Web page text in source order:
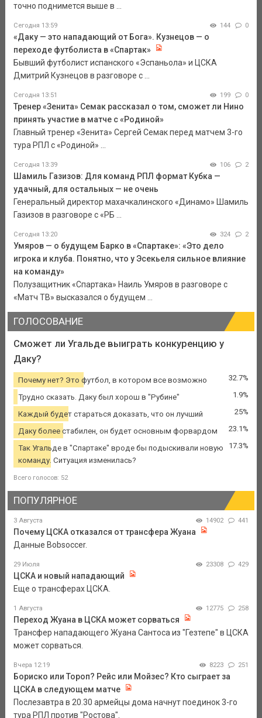
точно поднимется выше в ...
Сегодня 13:59 144 0
«Даку — это нападающий от Бога». Кузнецов — о
переходе футболиста в «Спартак»
Бывший футболист испанского «Эспаньола» и ЦСКА
Дмитрий Кузнецов в разговоре с ...
Сегодня 13:51 199 0
Тренер «Зенита» Семак рассказал о том, сможет ли Нино
принять участие в матче с «Родиной»
Главный тренер «Зенита» Сергей Семак перед матчем 3-го
тура РПЛ с «Родиной» ...
Сегодня 13:39 106 2
Шамиль Газизов: Для команд РПЛ формат Кубка —
удачный, для остальных — не очень
Генеральный директор махачкалинского «Динамо» Шамиль
Газизов в разговоре с «РБ ...
Сегодня 13:20 324 2
Умяров — о будущем Барко в «Спартаке»: «Это дело
игрока и клуба. Понятно, что у Эсекьеля сильное влияние
на команду»
Полузащитник «Спартака» Наиль Умяров в разговоре с
«Матч ТВ» высказался о будущем ...
ГОЛОСОВАНИЕ
Сможет ли Угальде выиграть конкуренцию у
Даку?
Почему нет? Это футбол, в котором все возможно 32.7%
Трудно сказать. Даку был хорош в "Рубине" 1.9%
Каждый будет стараться доказать, что он лучший 25%
Даку более стабилен, он будет основным форвардом 23.1%
Так Угальде в "Спартаке" вроде бы подыскивали новую
команду. Ситуация изменилась?
17.3%
Всего голосов: 52
ПОПУЛЯРНОЕ
3 Августа 14902 441
Почему ЦСКА отказался от трансфера Жуана
Данные Bobsoccer.
29 Июля 23308 429
ЦСКА и новый нападающий
Еще о трансферах ЦСКА.
1 Августа 12775 258
Переход Жуана в ЦСКА может сорваться
Трансфер нападающего Жуана Сантоса из "Гезтепе" в ЦСКА
может сорваться.
Вчера 12:19 8223 251
Бориско или Тороп? Рейс или Мойзес? Кто сыграет за
ЦСКА в следующем матче
Послезавтра в 20.30 армейцы дома начнут поединок 3-го
тура РПЛ против "Ростова".